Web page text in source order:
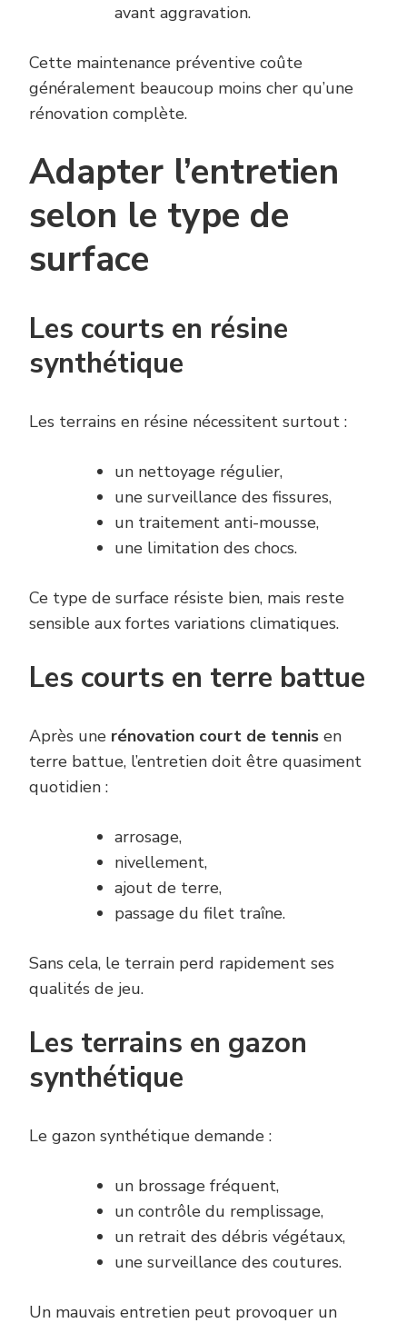
avant aggravation.
Cette maintenance préventive coûte
généralement beaucoup moins cher qu’une
rénovation complète.
Adapter l’entretien
selon le type de
surface
Les courts en résine
synthétique
Les terrains en résine nécessitent surtout :
un nettoyage régulier,
une surveillance des fissures,
un traitement anti-mousse,
une limitation des chocs.
Ce type de surface résiste bien, mais reste
sensible aux fortes variations climatiques.
Les courts en terre battue
Après une rénovation court de tennis en
terre battue, l’entretien doit être quasiment
quotidien :
arrosage,
nivellement,
ajout de terre,
passage du filet traîne.
Sans cela, le terrain perd rapidement ses
qualités de jeu.
Les terrains en gazon
synthétique
Le gazon synthétique demande :
un brossage fréquent,
un contrôle du remplissage,
un retrait des débris végétaux,
une surveillance des coutures.
Un mauvais entretien peut provoquer un